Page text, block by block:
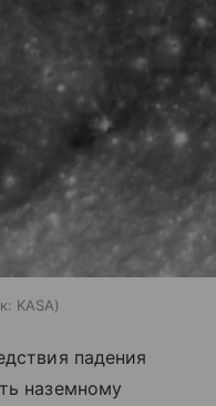
KASA
падения
наземному